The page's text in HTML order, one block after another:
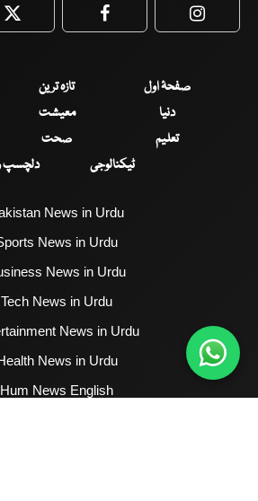
Twitter Facebook
صفحۂ اول تازہ ترین
دنیا
معیشت
تعلیم
صحت
ٹیکنالوجی
دلچسپ
News in Urdu
News in Urdu
News in Urdu
Tech News in Urdu
News in Urdu
News in Urdu
Hum News English